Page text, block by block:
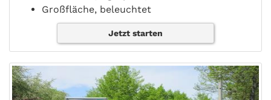
Großfläche, beleuchtet
Jetzt starten